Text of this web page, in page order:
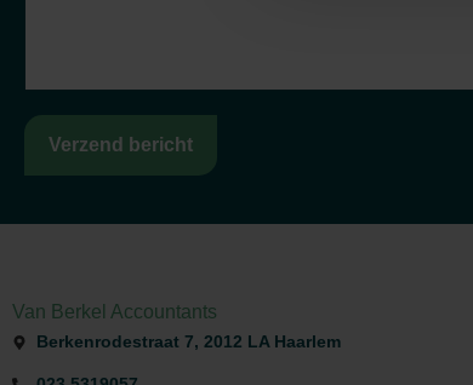
Verzend bericht
Van Berkel Accountants
Berkenrodestraat 7, 2012 LA Haarlem